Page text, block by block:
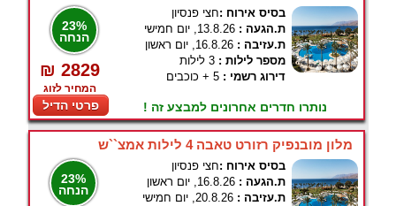
23%
הנחה
₪ 2829
המחיר לזוג
פרטי הדיל
בסיס אירוח :חצי פנסיון
ת.הגעה : 13.8.26, יום חמישי
ת.עזיבה : 16.8.26, יום ראשון
מספר לילות : 3 לילות
דירוג רשמי : 5 + כוכבים
נותרו חדרים אחרונים למבצע זה !
מלון מובנפיק רזורט טאבה 4 לילות אמצ``ש
23%
הנחה
בסיס אירוח :חצי פנסיון
ת.הגעה : 16.8.26, יום ראשון
ת.עזיבה : 20.8.26, יום חמישי